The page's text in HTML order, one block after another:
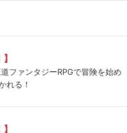
ファンタジーRPGで冒険を始め
れる！